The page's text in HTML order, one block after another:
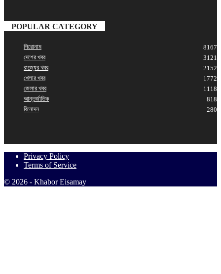
POPULAR CATEGORY
শিরোনাম
8167
দেশের খবর
3121
রাজ্যের খবর
2152
খেলার খবর
1772
জেলার খবর
1118
আন্তর্জাতিক
818
বিনোদন
280
Privacy Policy
Terms of Service
© 2026 - Khabor Eisamay